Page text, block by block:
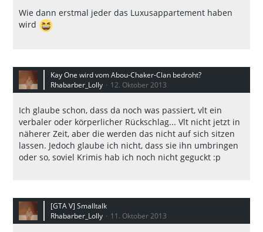
Wie dann erstmal jeder das Luxusappartement haben
wird
Kay One wird vom Abou-Chaker-Clan bedroht?
Rhabarber_Lolly
12. Oktober 2013
Ich glaube schon, dass da noch was passiert, vlt ein
verbaler oder körperlicher Rückschlag... Vlt nicht jetzt in
näherer Zeit, aber die werden das nicht auf sich sitzen
lassen. Jedoch glaube ich nicht, dass sie ihn umbringen
oder so, soviel Krimis hab ich noch nicht geguckt :p
[GTA V] Smalltalk
Rhabarber_Lolly
11. Oktober 2013